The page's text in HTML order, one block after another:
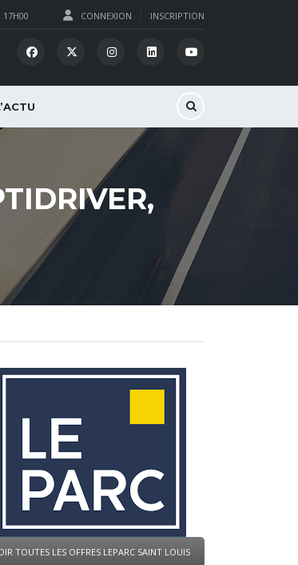
CONNEXION INSCRIPTION
17H00
TOUTES LES OFFRES LEPARC SAINT LOUIS